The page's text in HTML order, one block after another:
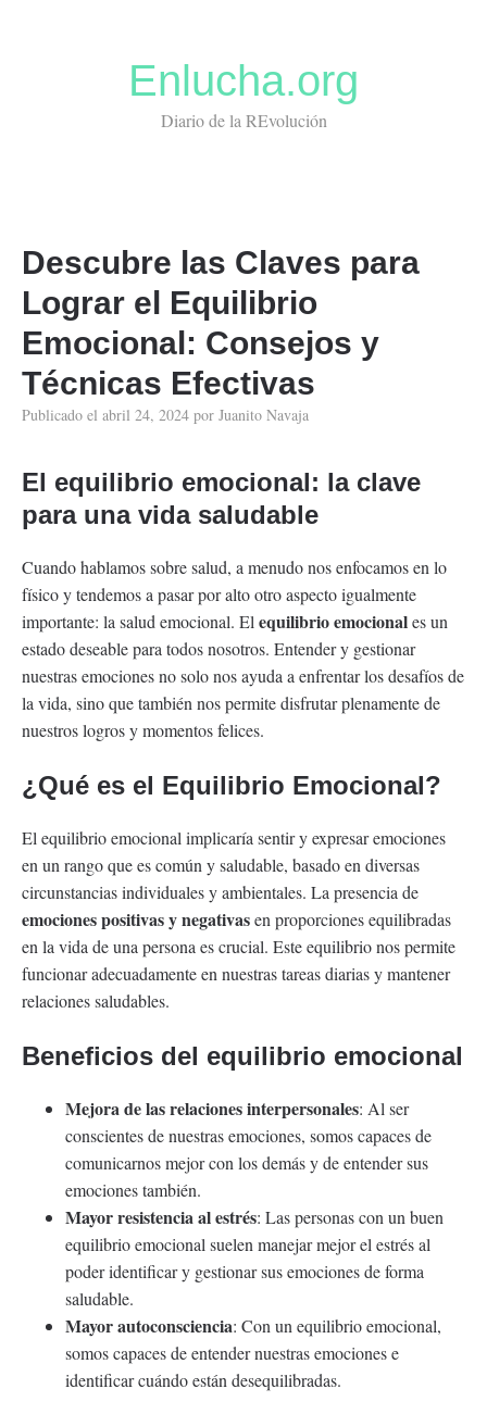
Enlucha.org
Diario de la REvolución
Descubre las Claves para
Lograr el Equilibrio
Emocional: Consejos y
Técnicas Efectivas
Publicado el abril 24, 2024 por Juanito Navaja
El equilibrio emocional: la clave
para una vida saludable
Cuando hablamos sobre salud, a menudo nos enfocamos en lo
físico y tendemos a pasar por alto otro aspecto igualmente
importante: la salud emocional. El equilibrio emocionales un
estado deseable para todos nosotros. Entender y gestionar
nuestras emociones no solo nos ayuda a enfrentar los desafíos de
la vida, sino que también nos permite disfrutar plenamente de
nuestros logros y momentos felices.
¿Qué es el Equilibrio Emocional?
El equilibrio emocional implicaría sentir y expresar emociones
en un rango que es común y saludable, basado en diversas
circunstancias individuales y ambientales. La presencia de
emociones positivas y negativasen proporciones equilibradas
en la vida de una persona es crucial. Este equilibrio nos permite
funcionar adecuadamente en nuestras tareas diarias y mantener
relaciones saludables.
Beneficios del equilibrio emocional
Mejora de las relaciones interpersonales: Al ser
conscientes de nuestras emociones, somos capaces de
comunicarnos mejor con los demás y de entender sus
emociones también.
Mayor resistencia al estrés: Las personas con un buen
equilibrio emocional suelen manejar mejor el estrés al
poder identificar y gestionar sus emociones de forma
saludable.
Mayor autoconsciencia: Con un equilibrio emocional,
somos capaces de entender nuestras emociones e
identificar cuándo están desequilibradas.